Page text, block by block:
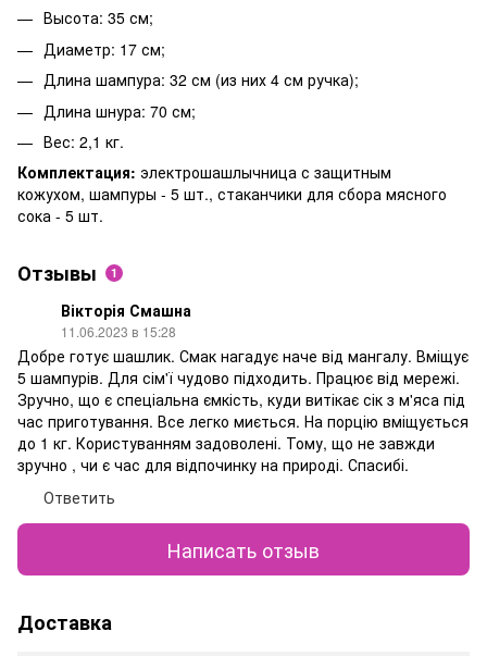
Высота: 35 см;
Диаметр: 17 см;
Длина шампура: 32 см (из них 4 см ручка);
Длина шнура: 70 см;
Вес: 2,1 кг.
Комплектация: электрошашлычница с защитным
кожухом, шампуры - 5 шт., стаканчики для сбора мясного
сока - 5 шт.
Отзывы 1
Вікторія Смашна
11.06.2023 в 15:28
Добре готує шашлик. Смак нагадує наче від мангалу. Вміщує
5 шампурів. Для сім'ї чудово підходить. Працює від мережі.
Зручно, що є спеціальна ємкість, куди витікає сік з м'яса під
час приготування. Все легко миється. На порцію вміщується
до 1 кг. Користуванням задоволені. Тому, що не завжди
зручно , чи є час для відпочинку на природі. Спасибі.
Ответить
Написать отзыв
Доставка